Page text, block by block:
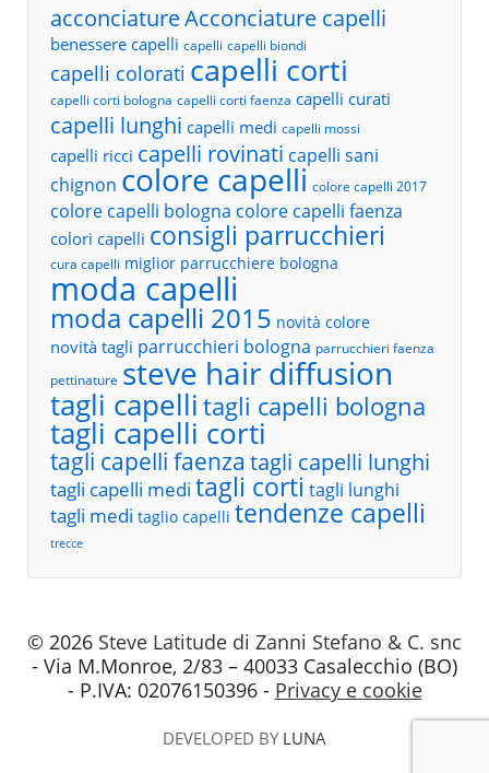
acconciatureAcconciature capelli
benessere capelli capelli capelli biondi
capelli colorati capelli corti
capelli corti bologna capelli corti faenza capelli curati
capelli lunghi capelli medi capelli mossi
capelli ricci capelli rovinati capelli sani
chignon colore capelli colore capelli 2017
colore capelli bologna colore capelli faenza
colori capelli consigli parrucchieri
cura capelli miglior parrucchiere bologna
moda capelli
moda capelli 2015 novità colore
novità tagli parrucchieri bologna parrucchieri faenza
pettinature steve hair diffusion
tagli capelli tagli capelli bologna
tagli capelli corti
tagli capelli faenza tagli capelli lunghi
tagli capelli medi tagli corti tagli lunghi
tagli medi taglio capelli tendenze capelli
trecce
© 2026 Steve Latitude di Zanni Stefano & C. snc
- Via M.Monroe, 2/83 – 40033 Casalecchio (BO)
- P.IVA: 02076150396 - Privacy e cookie
DEVELOPED BY LUNA